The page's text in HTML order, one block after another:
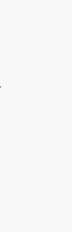
หน้าจอ